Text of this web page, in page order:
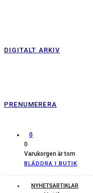
DIGITALT ARKIV
PRENUMERERA
0
0
Varukorgen är tom
BLÄDDRA I BUTIK
NYHETSARTIKLAR